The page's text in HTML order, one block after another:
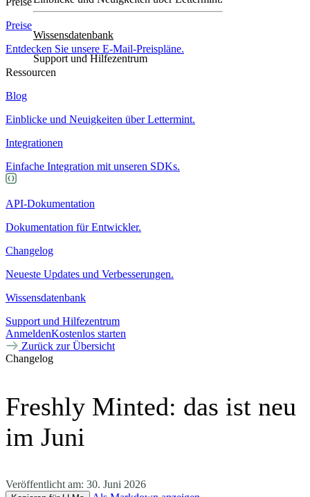
Wissensdatenbank
Support und Hilfezentrum
Preise
Entdecken Sie unsere E-Mail-Preispläne.
Ressourcen
Blog
Einblicke und Neuigkeiten über Lettermint.
Integrationen
Einfache Integration mit unseren SDKs.
API-Dokumentation
Dokumentation für Entwickler.
Changelog
Neueste Updates und Verbesserungen.
Wissensdatenbank
Support und Hilfezentrum
AnmeldenKostenlos starten
Zurück zur Übersicht
Changelog
Freshly Minted: das ist neu
im Juni
Veröffentlicht am: 30. Juni 2026